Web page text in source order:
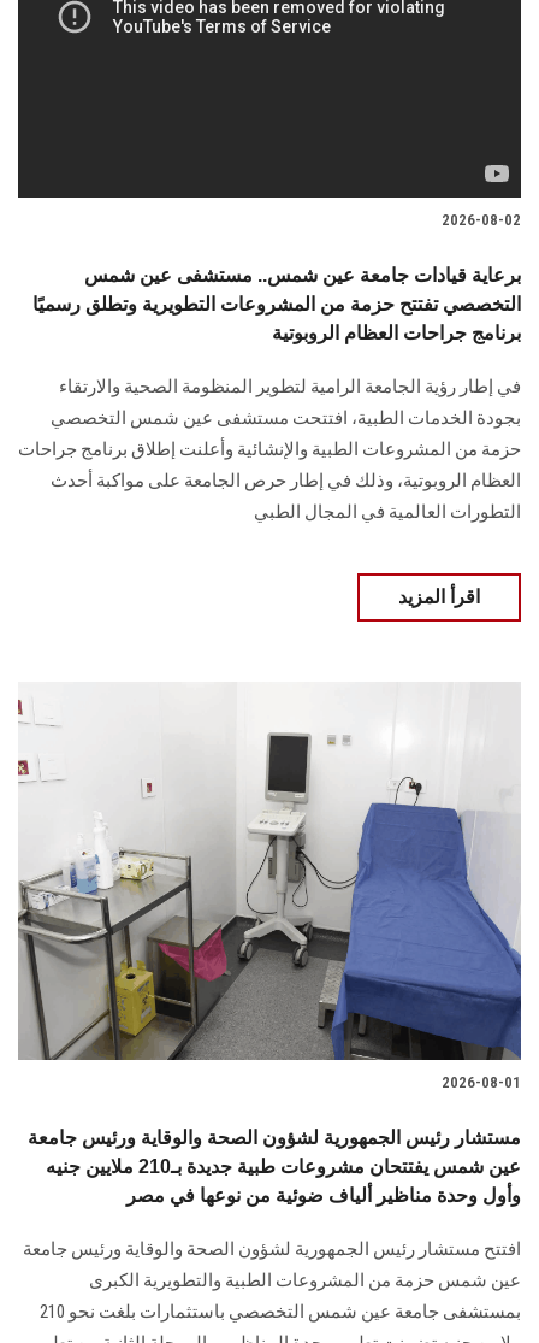
2026-08-02
برعاية قيادات جامعة عين شمس.. مستشفى عين شمس
التخصصي تفتتح حزمة من المشروعات التطويرية وتطلق رسميًا
برنامج جراحات العظام الروبوتية
في إطار رؤية الجامعة الرامية لتطوير المنظومة الصحية والارتقاء
بجودة الخدمات الطبية، افتتحت مستشفى عين شمس التخصصي
حزمة من المشروعات الطبية والإنشائية وأعلنت إطلاق برنامج جراحات
العظام الروبوتية، وذلك في إطار حرص الجامعة على مواكبة أحدث
التطورات العالمية في المجال الطبي
اقرأ المزيد
2026-08-01
مستشار رئيس الجمهورية لشؤون الصحة والوقاية ورئيس جامعة
عين شمس يفتتحان مشروعات طبية جديدة بـ210 ملايين جنيه
وأول وحدة مناظير ألياف ضوئية من نوعها في مصر
افتتح مستشار رئيس الجمهورية لشؤون الصحة والوقاية ورئيس جامعة
عين شمس حزمة من المشروعات الطبية والتطويرية الكبرى
بمستشفى جامعة عين شمس التخصصي باستثمارات بلغت نحو 210